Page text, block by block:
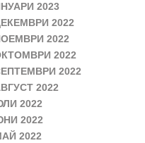
2023
2022
2022
2022
2022
2022
2022
2022
2022